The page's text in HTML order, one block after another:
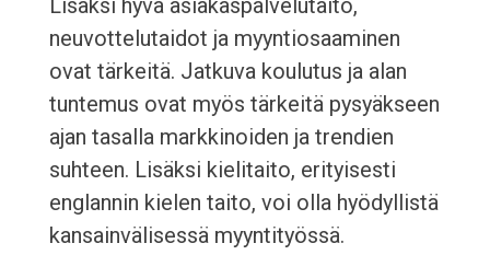
Lisäksi hyvä asiakaspalvelutaito,
neuvottelutaidot ja myyntiosaaminen
ovat tärkeitä. Jatkuva koulutus ja alan
tuntemus ovat myös tärkeitä pysyäkseen
ajan tasalla markkinoiden ja trendien
suhteen. Lisäksi kielitaito, erityisesti
englannin kielen taito, voi olla hyödyllistä
kansainvälisessä myyntityössä.